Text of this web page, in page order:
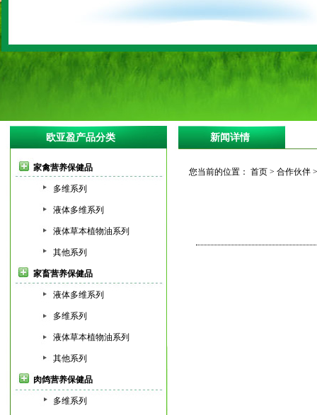
欧亚盈产品分类
家禽营养保健品
多维系列
液体多维系列
液体草本植物油系列
其他系列
家畜营养保健品
液体多维系列
多维系列
液体草本植物油系列
其他系列
肉鸽营养保健品
多维系列
新闻详情
您当前的位置： 首页 > 合作伙伴